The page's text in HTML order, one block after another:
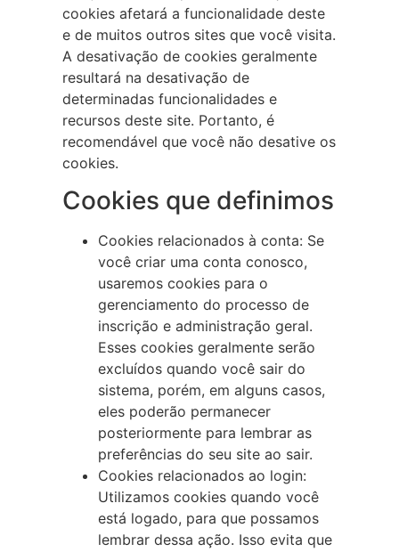
cookies afetará a funcionalidade deste
e de muitos outros sites que você visita.
A desativação de cookies geralmente
resultará na desativação de
determinadas funcionalidades e
recursos deste site. Portanto, é
recomendável que você não desative os
cookies.
Cookies que definimos
Cookies relacionados à conta: Se
você criar uma conta conosco,
usaremos cookies para o
gerenciamento do processo de
inscrição e administração geral.
Esses cookies geralmente serão
excluídos quando você sair do
sistema, porém, em alguns casos,
eles poderão permanecer
posteriormente para lembrar as
preferências do seu site ao sair.
Cookies relacionados ao login:
Utilizamos cookies quando você
está logado, para que possamos
lembrar dessa ação. Isso evita que